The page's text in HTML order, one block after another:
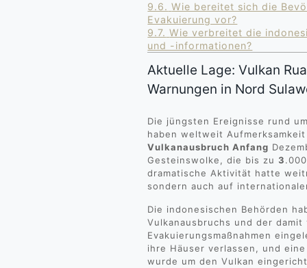
9.6. Wie bereitet sich die
Evakuierung vor?
9.7. Wie verbreitet die
und -informationen?
Aktuelle Lage: Vulkan
Warnungen in Nord
Die jüngsten Ereignisse rund
haben weltweit
Vulkanausbruch Anfang
Gesteinswolke, die bis zu3
dramatische Aktivität hatte
sondern auch auf
Die indonesischen Behörden
Vulkanausbruchs und der
Evakuierungsmaßnahmen
ihre Häuser verlassen, und
wurde um den Vulkan